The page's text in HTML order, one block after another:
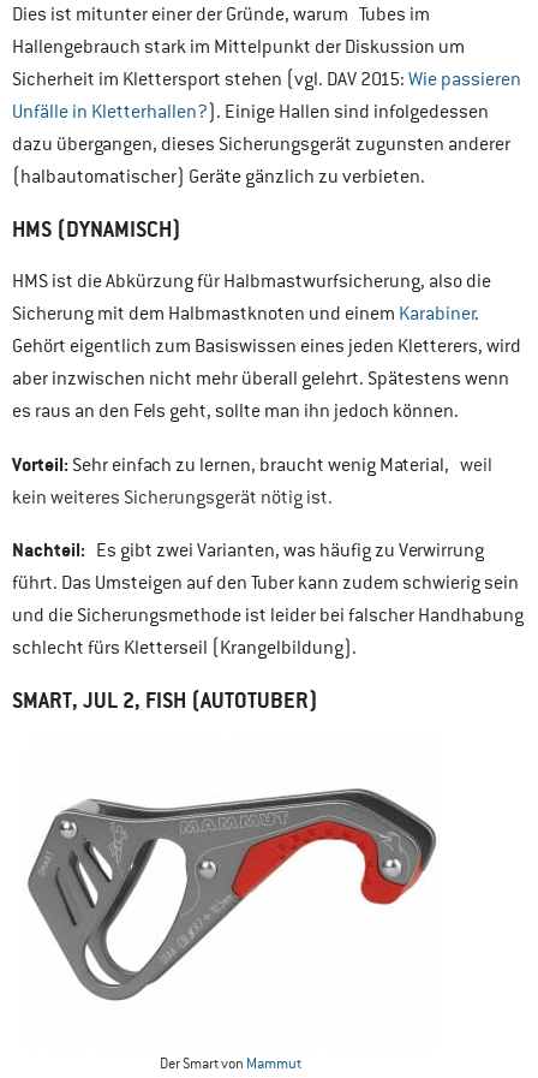
Dies ist mitunter einer der Gründe, warum Tubes im
Hallengebrauch stark im Mittelpunkt der Diskussion um
Sicherheit im Klettersport stehen (vgl. DAV 2015: Wie passieren
Unfälle in Kletterhallen?). Einige Hallen sind infolgedessen
dazu übergangen, dieses Sicherungsgerät zugunsten anderer
(halbautomatischer) Geräte gänzlich zu verbieten.
HMS (DYNAMISCH)
HMS ist die Abkürzung für Halbmastwurfsicherung, also die
Sicherung mit dem Halbmastknoten und einem Karabiner.
Gehört eigentlich zum Basiswissen eines jeden Kletterers, wird
aber inzwischen nicht mehr überall gelehrt. Spätestens wenn
es raus an den Fels geht, sollte man ihn jedoch können.
Vorteil: Sehr einfach zu lernen, braucht wenig Material, weil
kein weiteres Sicherungsgerät nötig ist.
Nachteil: Es gibt zwei Varianten, was häufig zu Verwirrung
führt. Das Umsteigen auf den Tuber kann zudem schwierig sein
und die Sicherungsmethode ist leider bei falscher Handhabung
schlecht fürs Kletterseil (Krangelbildung).
SMART, JUL 2, FISH (AUTOTUBER)
Der Smart von Mammut